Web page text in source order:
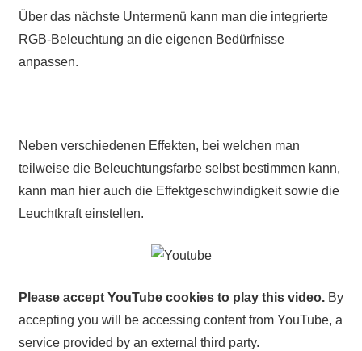
Über das nächste Untermenü kann man die integrierte
RGB-Beleuchtung an die eigenen Bedürfnisse
anpassen.
Neben verschiedenen Effekten, bei welchen man
teilweise die Beleuchtungsfarbe selbst bestimmen kann,
kann man hier auch die Effektgeschwindigkeit sowie die
Leuchtkraft einstellen.
Please accept YouTube cookies to play this video.By
accepting you will be accessing content from YouTube, a
service provided by an external third party.